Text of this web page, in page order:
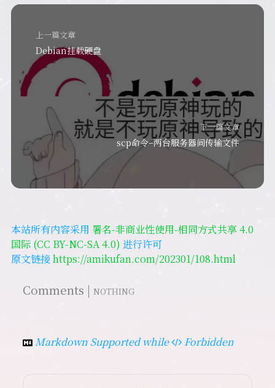
上一篇文章
Debian挂载硬盘
下一篇文章
scp命令–两台服务器间传输文件
本站所有内容采用 署名-非商业性使用-相同方式共享 4.0
国际 (CC BY-NC-SA 4.0) 进行许可
原文链接https://amikufan.com/202301/108.html
Comments | NOTHING
Markdown Supported while Forbidden